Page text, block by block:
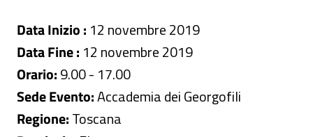
Data Inizio : 12 novembre 2019
Data Fine : 12 novembre 2019
Orario:9.00 - 17.00
Sede Evento:Accademia dei Georgofili
Regione:Toscana